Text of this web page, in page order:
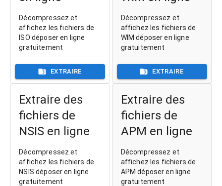
Décompressez et
affichez les fichiers de
ISO déposer en ligne
gratuitement
EXTRAIRE
Décompressez et
affichez les fichiers de
WIM déposer en ligne
gratuitement
EXTRAIRE
Extraire des
fichiers de
NSIS en ligne
Décompressez et
affichez les fichiers de
NSIS déposer en ligne
gratuitement
Extraire des
fichiers de
APM en ligne
Décompressez et
affichez les fichiers de
APM déposer en ligne
gratuitement